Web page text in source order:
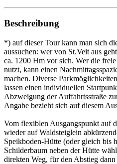
Beschreibung
*) auf dieser Tour kann man sich
aussuchen: wer von St.Veit aus
ca. 1200 Hm vor sich. Wer die
nutzt, kann einen
machen. Diverse
lassen einen individuellen
Abzweigung der Auffahrtsstraße
Angabe bezieht sich auf diesem
Vom flexiblen Ausgangspunkt auf
wieder auf Waldsteiglein
Speikboden-Hütte (oder gleich bis
Schilderbaum neben der Hütte
direkten Weg, für den Abstieg